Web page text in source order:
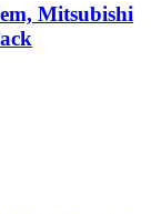
Mitsubishi